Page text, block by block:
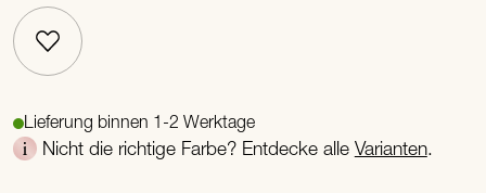
Lieferung binnen 1-2 Werktage
Nicht die richtige Farbe? Entdecke alle Varianten.